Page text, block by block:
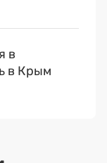
в
в Крым